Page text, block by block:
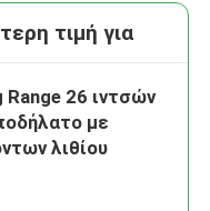
τιμή για
Range 26 ιντσών
με
λιθίου